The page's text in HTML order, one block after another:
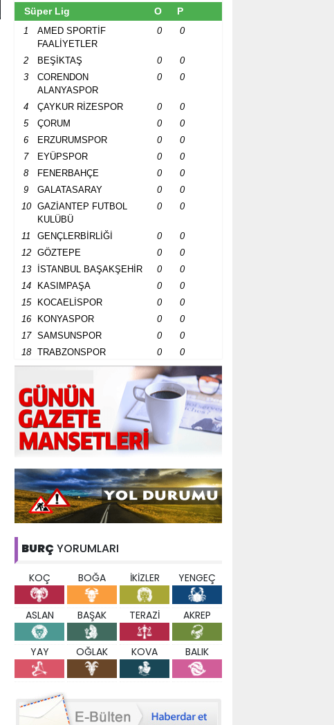
Süper Lig O P
1
AMED SPORTİF
FAALİYETLER
0 0
2 BEŞİKTAŞ 0
0
3
CORENDON
ALANYASPOR
0 0
4 ÇAYKUR RİZESPOR 0
0
5
ÇORUM 0
0
6
ERZURUMSPOR 0
0
7
EYÜPSPOR 0
0
8
FENERBAHÇE 0
0
9
GALATASARAY 0
0
10
GAZİANTEP FUTBOL
KULÜBÜ
0 0
11 GENÇLERBİRLİĞİ 0
0
12
GÖZTEPE 0
0
13
İSTANBUL BAŞAKŞEHİR 0
0
14
KASIMPAŞA 0
0
15
KOCAELİSPOR 0
0
16
KONYASPOR 0
0
17
SAMSUNSPOR 0
0
18
TRABZONSPOR 0 0
BURÇ YORUMLARI
KOÇ BOĞA İKİZLER YENGEÇ
ASLAN BAŞAK TERAZİ AKREP
YAY OĞLAK KOVA BALIK